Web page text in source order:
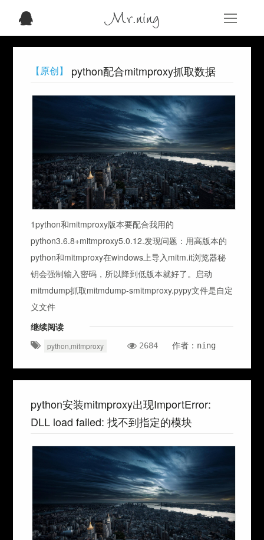
Mr.ning
【原创】 python配合mitmproxy抓取数据
1python和mitmproxy版本要配合我用的
python3.6.8+mitmproxy5.0.12.发现问题：用高版本的
python和mitmproxy在windows上导入mitm.it浏览器秘
钥会强制输入密码，所以降到低版本就好了。启动
mitmdump抓取mitmdump-smitmproxy.pypy文件是自定
义文件
继续阅读
python,mitmproxy 2684 作者：ning
python安装mitmproxy出现ImportError:
DLL load failed: 找不到指定的模块